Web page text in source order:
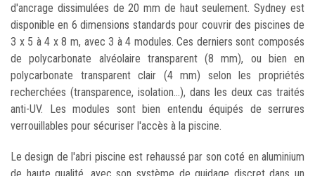
d'ancrage dissimulées de 20 mm de haut seulement. Sydney est
disponible en 6 dimensions standards pour couvrir des piscines de
3 x 5 à 4 x 8 m, avec 3 à 4 modules. Ces derniers sont composés
de polycarbonate alvéolaire transparent (8 mm), ou bien en
polycarbonate transparent clair (4 mm) selon les propriétés
recherchées (transparence, isolation...), dans les deux cas traités
anti-UV. Les modules sont bien entendu équipés de serrures
verrouillables pour sécuriser l'accès à la piscine.
Le design de l'abri piscine est rehaussé par son coté en aluminium
de haute qualité, avec son système de guidage discret dans un